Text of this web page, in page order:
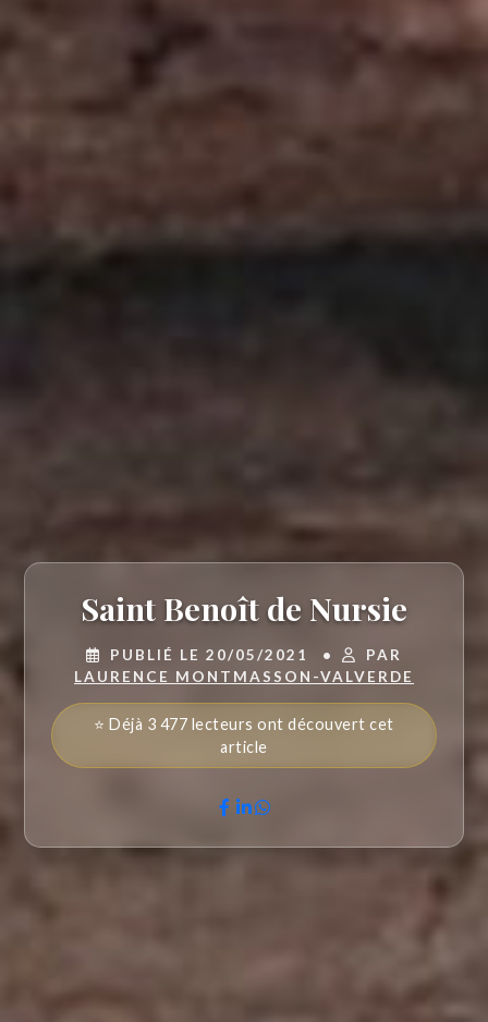
Saint Benoît de Nursie
PUBLIÉ LE 20/05/2021 •
PAR
LAURENCE MONTMASSON-VALVERDE
⭐ Déjà 3 477 lecteurs ont découvert cet
article